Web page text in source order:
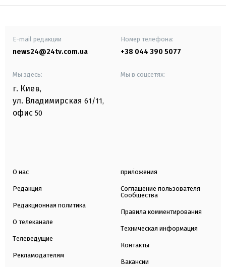
E-mail редакции
news24@24tv.com.ua
Номер телефона:
+38 044 390 5077
Мы здесь:
г. Киев,
ул. Владимирская 61/11,
офис 50
Мы в соцсетях:
О нас
Редакция
Редакционная политика
О телеканале
Телеведущие
Рекламодателям
приложения
Соглашение пользователя
Сообщества
Правила комментирования
Техническая информация
Контакты
Вакансии